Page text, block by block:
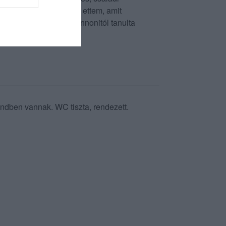
- túróscsúszát ettem, amit
nekem. Gianni Annonitól tanulta
vannak. WC tiszta, rendezett.